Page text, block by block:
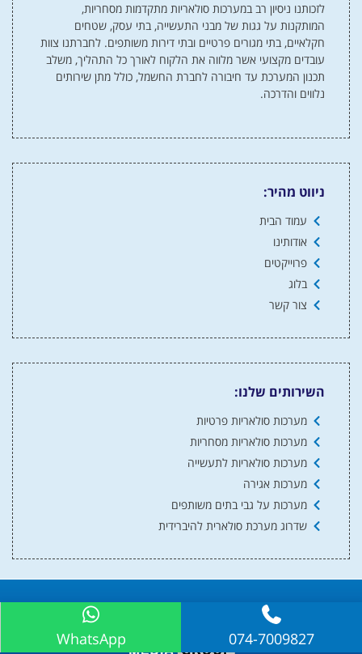
לזכותנו ניסיון רב במערכות סולאריות מתקדמות מסחריות,
המותקנות על גגות של מבני התעשייה, בתי עסק, שטחים
חקלאיים, בתי מגורים פרטיים ובתי דירות משותפים. לחברתנו צוות
עובדים מקצועי אשר מלווה את הלקוח לאורך כל התהליך, משלב
תכנון המערכת עד חיבורה לחברת החשמל, כולל מתן שירותים
נלווים והדרכה.
ניווט מהיר:
עמוד הבית
אודותינו
פרוייקטים
בלוג
צור קשר
השירותים שלנו:
מערכות סולאריות פרטיות
מערכות סולאריות מסחריות
מערכות סולאריות לתעשייה
מערכות אגירה
מערכות על גבי בתים משותפים
שדרוג מערכת סולארית להיברידית
074-7009827
WhatsApp
© כל הזכויות שמורות למערכות סולאריות 2024